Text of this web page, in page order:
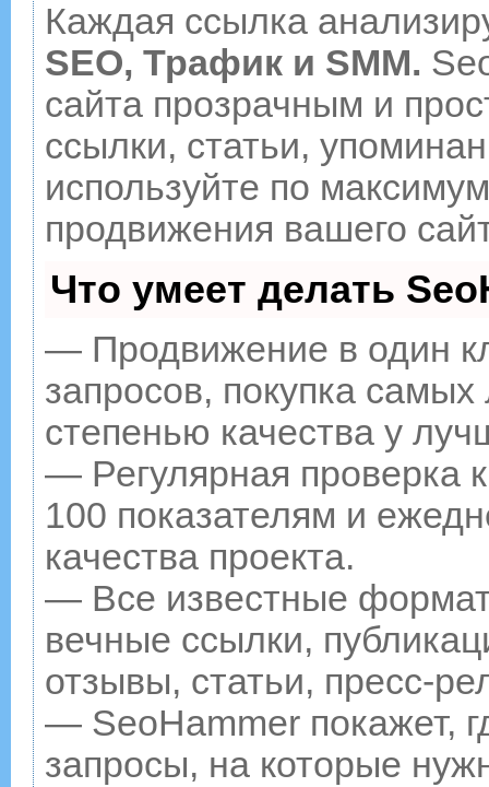
Каждая ссылка
SEO, Трафик и SMM.
сайта прозрачным и
ссылки, статьи,
используйте по
продвижения вашего
Что умеет делать
— Продвижение в один
запросов, покупка
степенью качества у
— Регулярная проверка
100 показателям и
качества проекта.
— Все известные
вечные ссылки,
отзывы, статьи, пресс-
— SeoHammer покажет,
запросы, на которые